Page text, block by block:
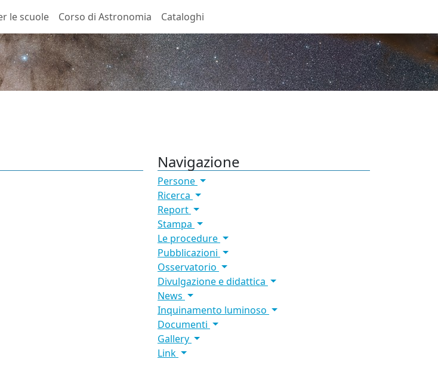
le scuole Corso di Astronomia Cataloghi
Navigazione
Persone
Ricerca
Report
Stampa
Le procedure
Pubblicazioni
Osservatorio
Divulgazione e didattica
News
Inquinamento luminoso
Documenti
Gallery
Link